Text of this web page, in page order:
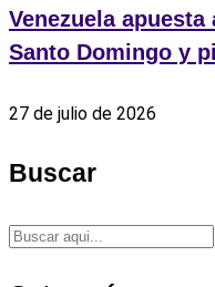
Venezuela
Santo Domingo y
27 de julio de 2026
Buscar